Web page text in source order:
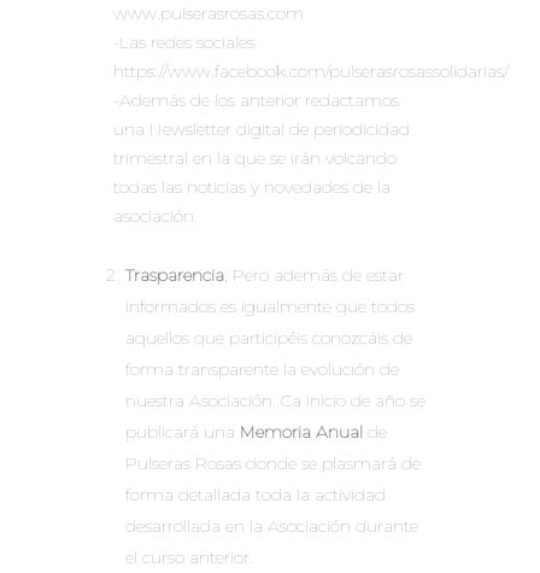
www.pulserasrosas.com
-Las redes sociales
https://www.facebook.com/pulserasrosassolidarias/
-Además de los anterior redactamos
una Newsletter digital de periodicidad
trimestral en la que se irán volcando
todas las noticias y novedades de la
asociación.
Trasparencia; Pero además de estar
informados es igualmente que todos
aquellos que participéis conozcáis de
forma transparente la evolución de
nuestra Asociación. Ca inicio de año se
publicará una Memoria Anual de
Pulseras Rosas donde se plasmará de
forma detallada toda la actividad
desarrollada en la Asociación durante
el curso anterior.